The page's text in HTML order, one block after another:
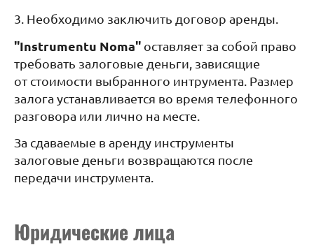
3. Необходимо заключить договор аренды.
''Instrumentu Noma'' оставляет за собой право
требовать залоговые деньги, зависящие
от стоимости выбранного интрумента. Размер
залога устанавливается во время телефонного
разговора или лично на месте.
За сдаваемые в аренду инструменты
залоговые деньги возвращаются после
передачи инструмента.
Юридические лица